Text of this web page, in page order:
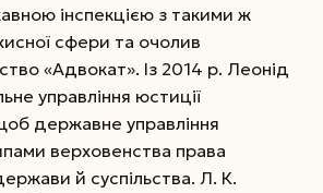
інспекцією з такими ж
сфери та очолив
«Адвокат». Із 2014 р. Леонід
управління юстиції
державне управління
верховенства права
й суспільства. Л. К.